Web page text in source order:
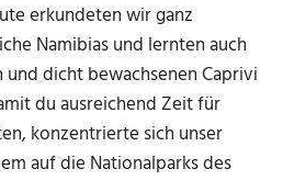
erkundeten wir ganz
Namibias und lernten auch
dicht bewachsenen Caprivi
du ausreichend Zeit für
konzentrierte sich unser
auf die Nationalparks des